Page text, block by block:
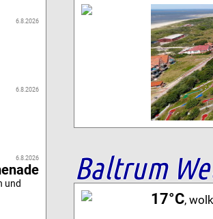
6.8.2026
6.8.2026
6.8.2026
und
Baltrum
17°C,